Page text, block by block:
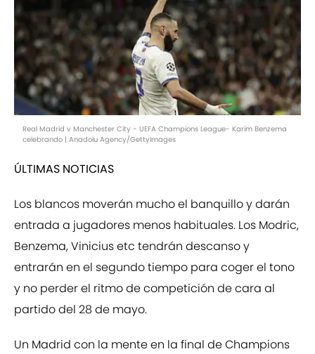
Real Madrid v Manchester City - UEFA Champions League- Karim Benzema
celebrando | Anadolu Agency/GettyImages
ÚLTIMAS NOTICIAS
Los blancos moverán mucho el banquillo y darán
entrada a jugadores menos habituales. Los Modric,
Benzema, Vinicius etc tendrán descanso y
entrarán en el segundo tiempo para coger el tono
y no perder el ritmo de competición de cara al
partido del 28 de mayo.
Un Madrid con la mente en la final de Champions